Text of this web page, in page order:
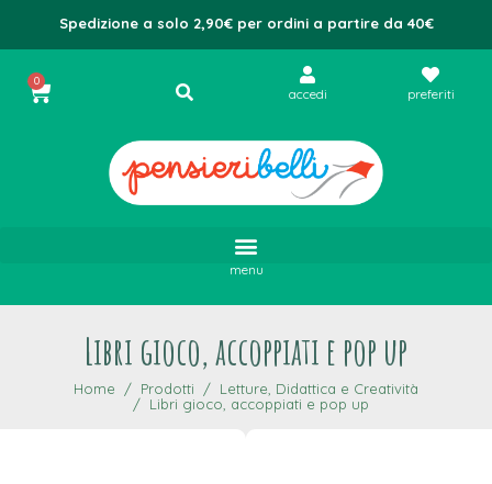
Spedizione a solo 2,90€ per ordini a partire da 40€
0
accedi preferiti
menu
Libri gioco, accoppiati e pop up
Home Prodotti
Letture, Didattica e Creatività
Libri gioco, accoppiati e pop up